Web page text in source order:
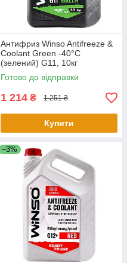
Антифриз Winso Antifreeze &
Coolant Green -40°C
(зелений) G11, 10кг
Готово до відправки
1 214 ₴ 1 251 ₴
Купити
–3%